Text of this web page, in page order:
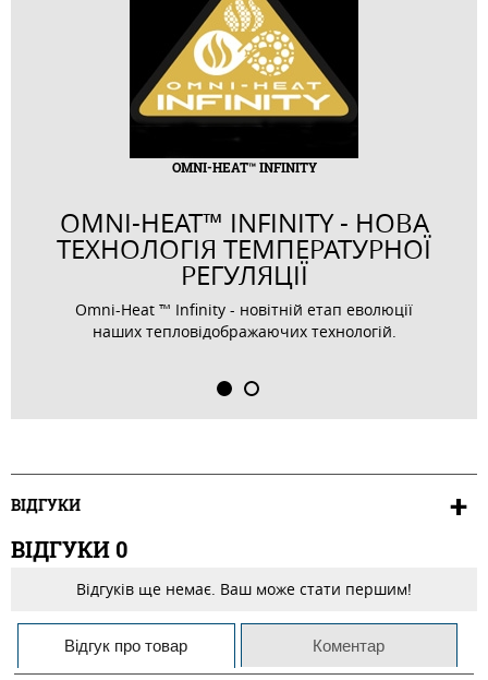
OMNI-HEAT™ INFINITY
OMNI-HEAT™ INFINITY - НОВА
ТЕХНОЛОГІЯ ТЕМПЕРАТУРНОЇ
РЕГУЛЯЦІЇ
Omni-Heat ™ Infinity - новітній етап еволюції
наших тепловідображаючих технологій.
ВІДГУКИ
ВІДГУКИ 0
Відгуків ще немає. Ваш може стати першим!
Відгук про товар Коментар